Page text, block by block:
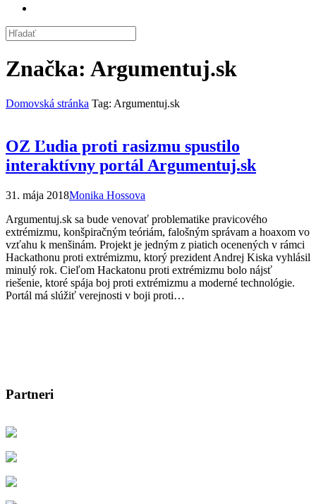
Značka: Argumentuj.sk
Domovská stránka Tag: Argumentuj.sk
OZ Ľudia proti rasizmu spustilo
interaktívny portál Argumentuj.sk
31. mája 2018Monika Hossova
Argumentuj.sk sa bude venovať problematike pravicového
extrémizmu, konšpiračným teóriám, falošným správam a hoaxom vo
vzťahu k menšinám. Projekt je jedným z piatich ocenených v rámci
Hackathonu proti extrémizmu, ktorý prezident Andrej Kiska vyhlásil
minulý rok. Cieľom Hackatonu proti extrémizmu bolo nájsť
riešenie, ktoré spája boj proti extrémizmu a moderné technológie.
Portál má slúžiť verejnosti v boji proti…
Partneri